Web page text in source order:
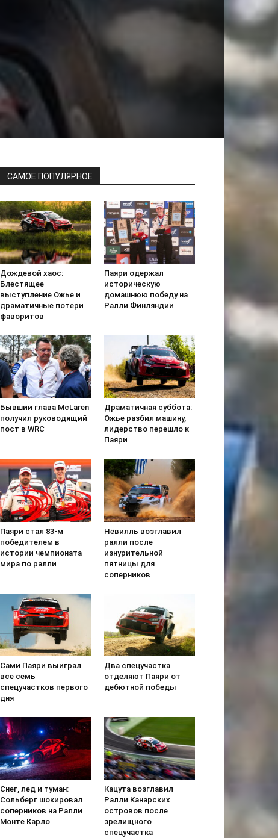
САМОЕ ПОПУЛЯРНОЕ
Дождевой хаос:
Блестящее
выступление Ожье и
драматичные потери
фаворитов
Паяри одержал
историческую
домашнюю победу на
Ралли Финляндии
Бывший глава McLaren
получил руководящий
пост в WRC
Драматичная суббота:
Ожье разбил машину,
лидерство перешло к
Паяри
Паяри стал 83-м
победителем в
истории чемпионата
мира по ралли
Нёвилль возглавил
ралли после
изнурительной
пятницы для
соперников
Сами Паяри выиграл
все семь
спецучастков первого
дня
Два спецучастка
отделяют Паяри от
дебютной победы
Снег, лед и туман:
Сольберг шокировал
соперников на Ралли
Монте Карло
Кацута возглавил
Ралли Канарских
островов после
зрелищного
спецучастка